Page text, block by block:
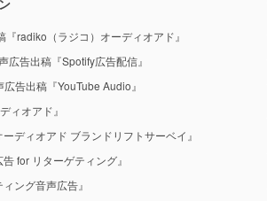
radiko（ラジコ）オーディオアド』
告出稿『Spotify広告配信』
告出稿『YouTube Audio』
ィオアド』
ディオアド ブランドリフトサーベイ』
for リターゲティング』
ング音声広告』